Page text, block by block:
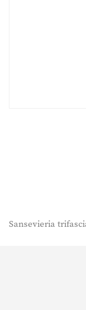
Sansevieria